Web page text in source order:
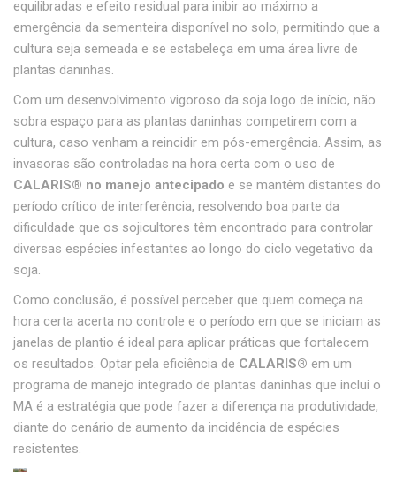
equilibradas e efeito residual para inibir ao máximo a
emergência da sementeira disponível no solo, permitindo que a
cultura seja semeada e se estabeleça em uma área livre de
plantas daninhas.
Com um desenvolvimento vigoroso da soja logo de início, não
sobra espaço para as plantas daninhas competirem com a
cultura, caso venham a reincidir em pós-emergência. Assim, as
invasoras são controladas na hora certa com o uso de
CALARIS® no manejo antecipado e se mantêm distantes do
período crítico de interferência, resolvendo boa parte da
dificuldade que os sojicultores têm encontrado para controlar
diversas espécies infestantes ao longo do ciclo vegetativo da
soja.
Como conclusão, é possível perceber que quem começa na
hora certa acerta no controle e o período em que se iniciam as
janelas de plantio é ideal para aplicar práticas que fortalecem
os resultados. Optar pela eficiência de CALARIS® em um
programa de manejo integrado de plantas daninhas que inclui o
MA é a estratégia que pode fazer a diferença na produtividade,
diante do cenário de aumento da incidência de espécies
resistentes.